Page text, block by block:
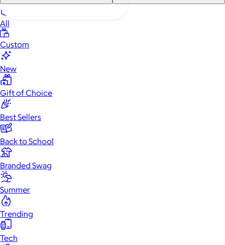
All
Custom
New
Gift of Choice
Best Sellers
Back to School
Branded Swag
Summer
Trending
Tech